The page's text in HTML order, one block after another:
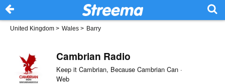
United Kingdom > Wales > Barry
Cambrian Radio
Keep it Cambrian, Because Cambrian Can ·
Web